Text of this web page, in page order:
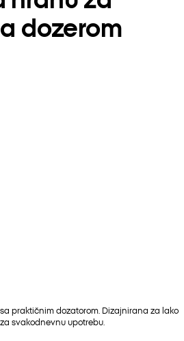
dozerom
praktičnim dozatorom. Dizajnirana za lako
svakodnevnu upotrebu.